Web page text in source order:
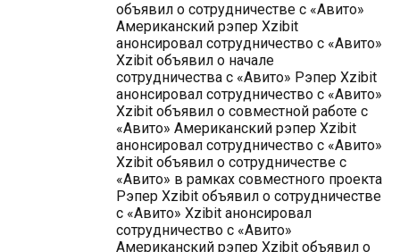
объявил о сотрудничестве с «Авито»
Американский рэпер Xzibit
анонсировал сотрудничество с «Авито»
Xzibit объявил о начале
сотрудничества с «Авито» Рэпер Xzibit
анонсировал сотрудничество с «Авито»
Xzibit объявил о совместной работе с
«Авито» Американский рэпер Xzibit
анонсировал сотрудничество с «Авито»
Xzibit объявил о сотрудничестве с
«Авито» в рамках совместного проекта
Рэпер Xzibit объявил о сотрудничестве
с «Авито» Xzibit анонсировал
сотрудничество с «Авито»
Американский рэпер Xzibit объявил о